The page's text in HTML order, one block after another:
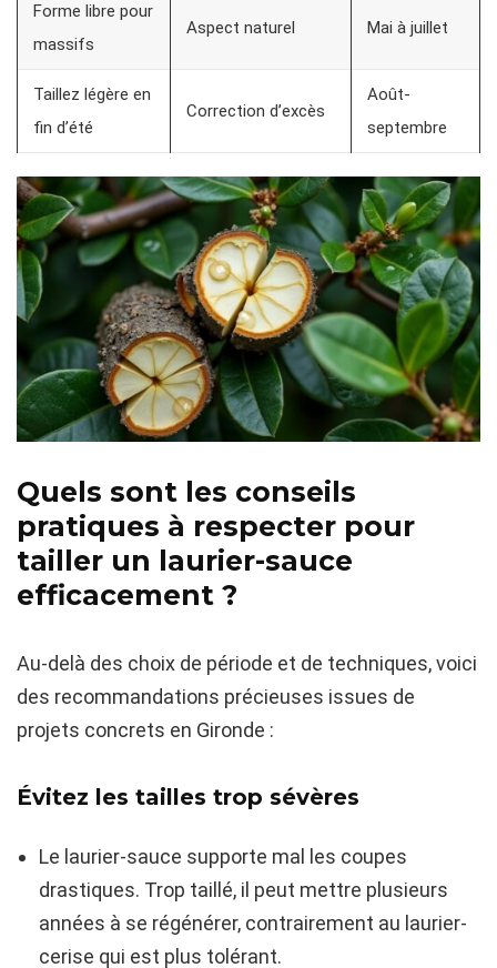
Forme libre pour
massifs
Aspect naturel Mai à juillet
Taillez légère en
fin d’été
Correction d’excès
Août-
septembre
Quels sont les conseils
pratiques à respecter pour
tailler un laurier-sauce
efficacement ?
Au-delà des choix de période et de techniques, voici
des recommandations précieuses issues de
projets concrets en Gironde :
Évitez les tailles trop sévères
Le laurier-sauce supporte mal les coupes
drastiques. Trop taillé, il peut mettre plusieurs
années à se régénérer, contrairement au laurier-
cerise qui est plus tolérant.